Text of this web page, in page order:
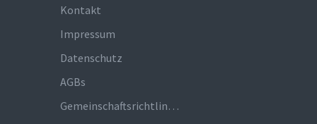
Kontakt
Impressum
Datenschutz
AGBs
Gemeinschaftsrichtlinien